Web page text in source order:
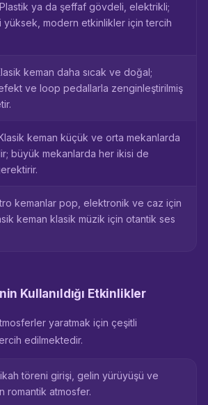
ya da şeffaf gövdeli, elektrikli;
yüksek, modern etkinlikler için tercih
keman daha sıcak ve doğal;
ve loop pedallarla zenginleştirilmiş
keman küçük ve orta mekanlarda
büyük mekanlarda her ikisi de
kemanlar pop, elektronik ve caz için
keman klasik müzik için otantik ses
Kullanıldığı Etkinlikler
yaratmak için çeşitli
edilmektedir.
töreni girişi, gelin yürüyüşü ve
romantik atmosfer.